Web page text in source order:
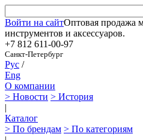
Войти на сайтОптовая продажа
инструментов и аксессуаров.
+7 812 611-00-97
Санкт-Петербург
Рус /
Eng
О компании
> Новости > История
|
Каталог
> По брендам > По категориям